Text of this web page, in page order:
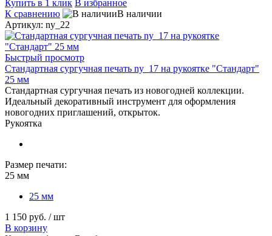
Купить в 1 клик В избранное
К сравнению
В наличии
Артикул: ny_22
Быстрый просмотр
Стандартная сургучная печать ny_17 на рукоятке "Стандарт"
25 мм
Стандартная сургучная печать из новогодней коллекции.
Идеальный декоративный инструмент для оформления
новогодних приглашений, открыток.
Рукоятка
Размер печати:
25 мм
25 мм
1 150 руб. / шт
В корзину